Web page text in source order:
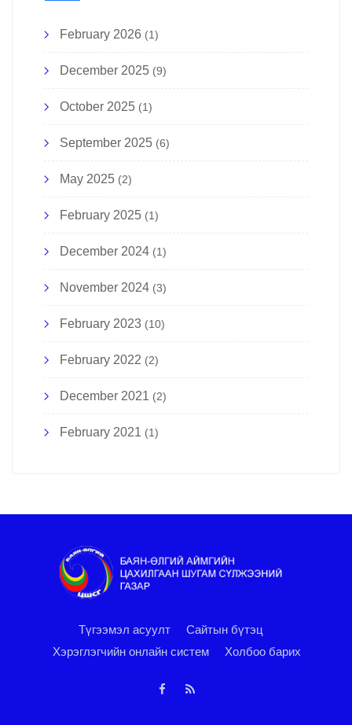
February 2026 (1)
December 2025 (9)
October 2025 (1)
September 2025 (6)
May 2025 (2)
February 2025 (1)
December 2024 (1)
November 2024 (3)
February 2023 (10)
February 2022 (2)
December 2021 (2)
February 2021 (1)
Түгээмэл асуулт
Сайтын бүтэц
Хэрэглэгчийн онлайн систем
Холбоо барих